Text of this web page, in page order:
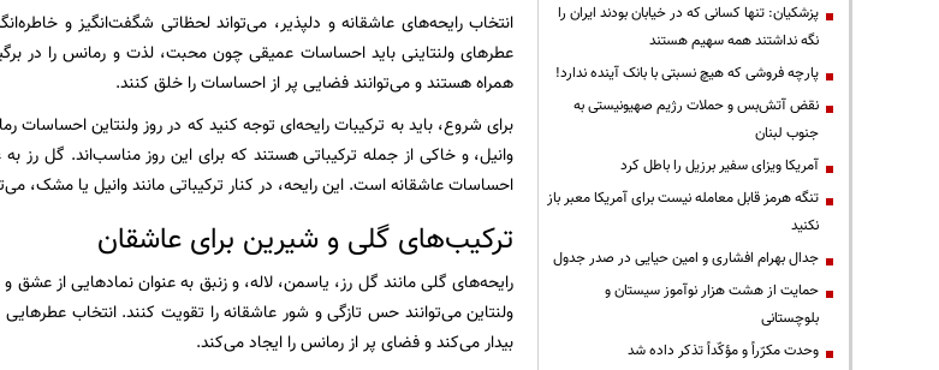
انتخاب رایحه‌های عاشقانه و دلپذیر، می‌تواند لحظاتی شگفت‌انگیز و
عطرهای ولنتاینی باید احساسات عمیقی چون محبت، لذت و رمانس را در
همراه هستند و می‌توانند فضایی پر از احساسات را خلق کنند.
برای شروع، باید به ترکیبات رایحه‌ای توجه کنید که در روز ولنتاین احساسات
وانیل، و خاکی از جمله ترکیباتی هستند که برای این روز مناسب‌اند. گل
احساسات عاشقانه است. این رایحه، در کنار ترکیباتی مانند وانیل یا
ترکیب‌های گلی و شیرین برای عاشقان
رایحه‌های گلی مانند گل رز، یاسمن، لاله، و زنبق به عنوان نمادهایی از
ولنتاین می‌توانند حس تازگی و شور عاشقانه را تقویت کنند. انتخاب
بیدار می‌کند و فضای پر از رمانس را ایجاد می‌کند.
پزشکیان: تنها کسانی که در خیابان بودند ایران را
نگه نداشتند همه سهیم هستند
پارچه فروشی که هیچ نسبتی با بانک آینده ندارد!
نقض آتش‌بس و حملات رژیم صهیونیستی به
جنوب لبنان
آمریکا ویزای سفیر برزیل را باطل کرد
تنگه هرمز قابل معامله نیست برای آمریکا معبر باز
نکنید
جدال بهرام افشاری و امین حیایی در صدر جدول
حمایت از هشت هزار نوآموز سیستان و
بلوچستانی
وحدت مکرّراً و مؤکّداً تذکر داده شد